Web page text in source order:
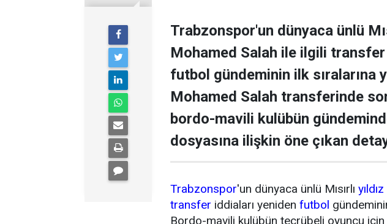
Trabzonspor'un dünyaca ünlü
Mohamed Salah ile ilgili transfer
futbol gündeminin ilk sıralarına
Mohamed Salah transferinde
bordo-mavili kulübün
dosyasına ilişkin öne çıkan
Trabzonspor'un dünyaca ünlü Mısırlı yıldız
transfer iddiaları yeniden futbol
Bordo-mavili kulübün tecrübeli oyuncu